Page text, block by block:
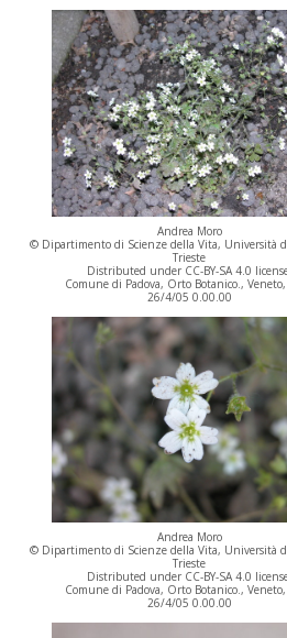
Andrea Moro
© Dipartimento di Scienze della Vita, Università
Trieste
Distributed under CC-BY-SA 4.0
Comune di Padova, Orto Botanico.,
26/4/05 0.00.00
Andrea Moro
© Dipartimento di Scienze della Vita, Università
Trieste
Distributed under CC-BY-SA 4.0
Comune di Padova, Orto Botanico.,
26/4/05 0.00.00